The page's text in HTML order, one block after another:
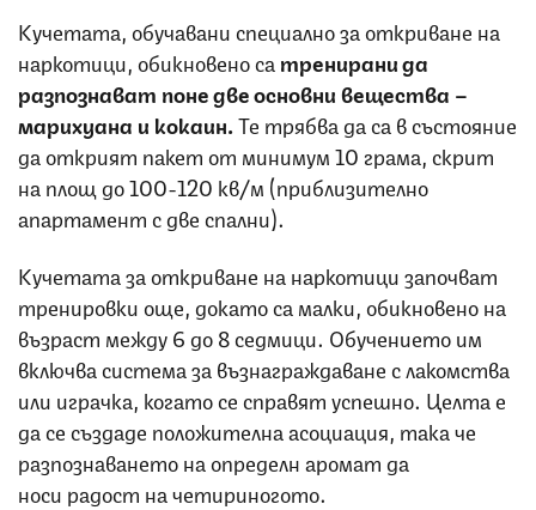
Кучетата, обучавани специално за откриване на
наркотици, обикновено сатренирани да
разпознават поне две основни вещества –
марихуана и кокаин.Те трябва да са в състояние
да открият пакет от минимум 10 грама, скрит
на площ до 100-120 кв/м (приблизително
апартамент с две спални).
Кучетата за откриване на наркотици започват
тренировки още, докато са малки, обикновено на
възраст между 6 до 8 седмици. Обучението им
включва система за възнаграждаване с лакомства
или играчка, когато се справят успешно. Целта е
да се създаде положителна асоциация, така че
разпознаването на определн аромат да
носи радост на четириногото.